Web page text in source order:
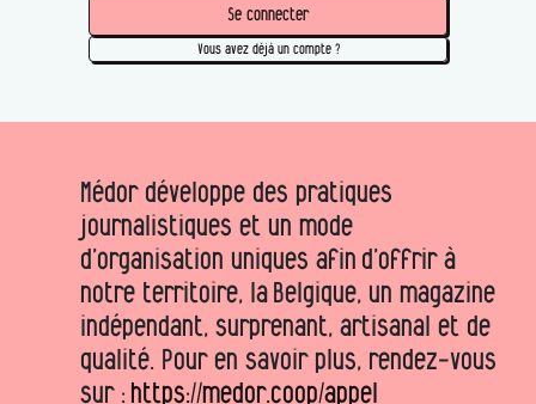
Se connecter
Vous avez déjà un compte ?
Médor développe des pratiques
journalistiques et un mode
d’organisation uniques afin d’offrir à
notre territoire, la Belgique, un magazine
indépendant, surprenant, artisanal et de
qualité. Pour en savoir plus, rendez-vous
sur : https://medor.coop/appel